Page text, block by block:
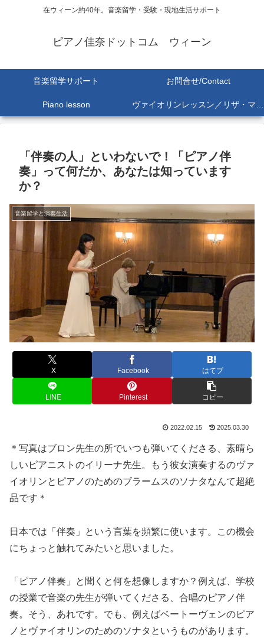
在ウィーン約40年。音楽留学・受験・現地生活サポート
ピアノ佳奈ドットコム ウィーン
音楽留学サポート お問合せ/Contact
Piano lesson ヴァイオリンレッスン／リザ・マリア Lisa-Maria SEKINE
「伴奏の人」といわないで！「ピアノ伴
奏」って何だか、あなたは知っています
か？
音楽留学と演奏生活
X Facebook はてブ
LINE Pinterest コピー
2022.02.15 2025.03.30
＊写真はブロン先生の所でいつも弾いてくださる、素晴ら
しいピアニストのイリーナ先生。もう彼女演奏するのヴァ
イオリンとピアノのためのブラームスのソナタなんて超絶
品です＊
日本では「伴奏」という言葉を頻繁に使います。この機会
にちょっと触れてみたいと思いました。
「ピアノ伴奏」と聞くと何を想像しますか？例えば、学校
の授業で音楽の先生が弾いてくださる、合唱のピアノ伴
奏。そう、あれです。でも、例えばベートーヴェンのピア
ノとヴァイオリンのためのソナタというものがあります。